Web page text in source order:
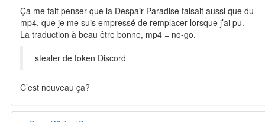
Ça me fait penser que la Despair-Paradise faisait aussi que du
mp4, que je me suis empressé de remplacer lorsque j’ai pu.
La traduction à beau être bonne, mp4 = no-go.
stealer de token Discord
C’est nouveau ça?